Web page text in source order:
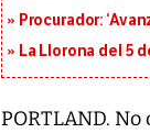
Procurador:
La Llorona del 5
PORTLAND.